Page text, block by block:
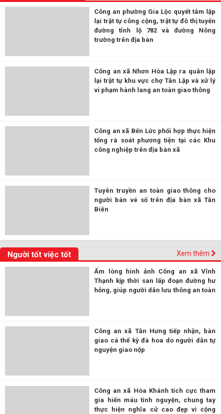
Công an phường Gia Lộc quyết tâm lập
lại trật tự công cộng, trật tự đô thị tuyến
đường tỉnh lộ 782 và đường Nông
trường trên địa bàn
Công an xã Nhơn Hòa Lập ra quân lập
lại trật tự khu vực chợ Tân Lập và xử lý
vi phạm hành lang an toàn giao thông
Công an xã Bến Lức phối hợp thực hiện
tổng rà soát phương tiện tại các Khu
công nghiệp trên địa bàn xã
Tuyên truyền an toàn giao thông cho
người bán vé số trên địa bàn xã Tân
Biên
Người tốt việc tốt Xem thêm
Ấm lòng hình ảnh Công an xã Vĩnh
Thạnh kịp thời san lấp đoạn đường hư
hỏng, giúp người dân lưu thông an toàn
Công an xã Tân Hưng tiếp nhận, bàn
giao cá thể kỳ đà hoa do người dân tự
nguyện giao nộp
Công an xã Hòa Khánh tích cực tham
gia hiến máu tình nguyện, chung tay
thực hiện nghĩa cử cao đẹp vì cộng